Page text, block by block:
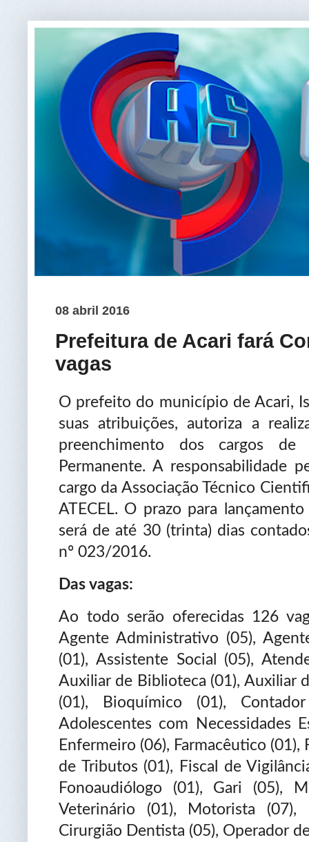
08 abril 2016
Prefeitura de Acari fará
vagas
O prefeito do município de Acari,
suas atribuições, autoriza a
preenchimento dos cargos
Permanente. A responsabilidade
cargo da Associação Técnico
ATECEL. O prazo para
será de até 30 (trinta) dias
nº 023/2016.
Das vagas:
Ao todo serão oferecidas 126
Agente Administrativo (05),
(01), Assistente Social (05),
Auxiliar de Biblioteca (01), Auxiliar
(01), Bioquímico (01),
Adolescentes com Necessidades
Enfermeiro (06), Farmacêutico (01),
de Tributos (01), Fiscal de
Fonoaudiólogo (01), Gari (05),
Veterinário (01), Motorista
Cirurgião Dentista (05), Operador